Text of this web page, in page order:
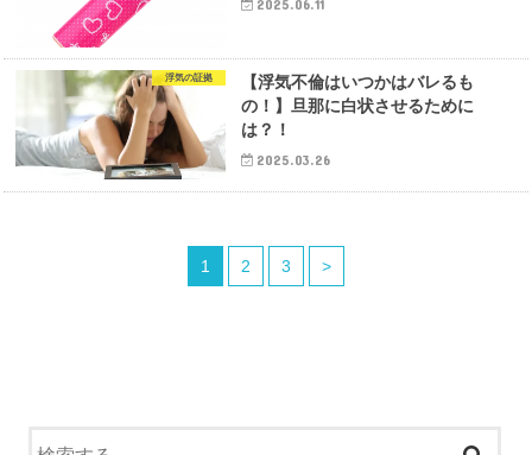
2025.06.11
浮気の証拠
【浮気不倫はいつかはバレるも
の！】旦那に白状させるために
は？！
2025.03.26
1 2 3 >